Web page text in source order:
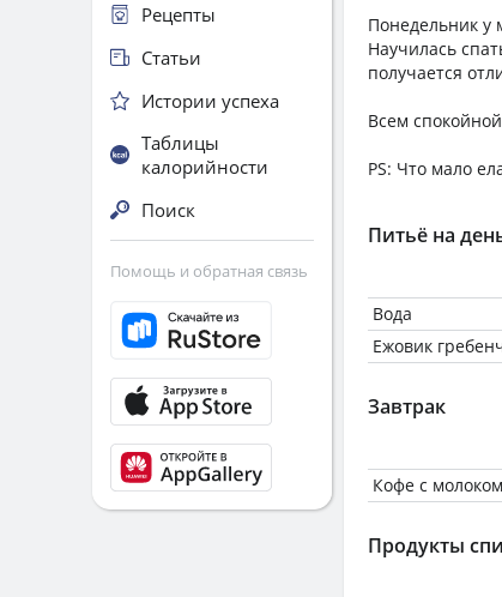
Понедельник у
Научилась
получается
Всем
PS: Что мало
Питьё на
Вода
Ежовик
Завтрак
Кофе с
Продукты
Рецепты
Статьи
Истории успеха
Таблицы
калорийности
Поиск
Помощь и обратная связь